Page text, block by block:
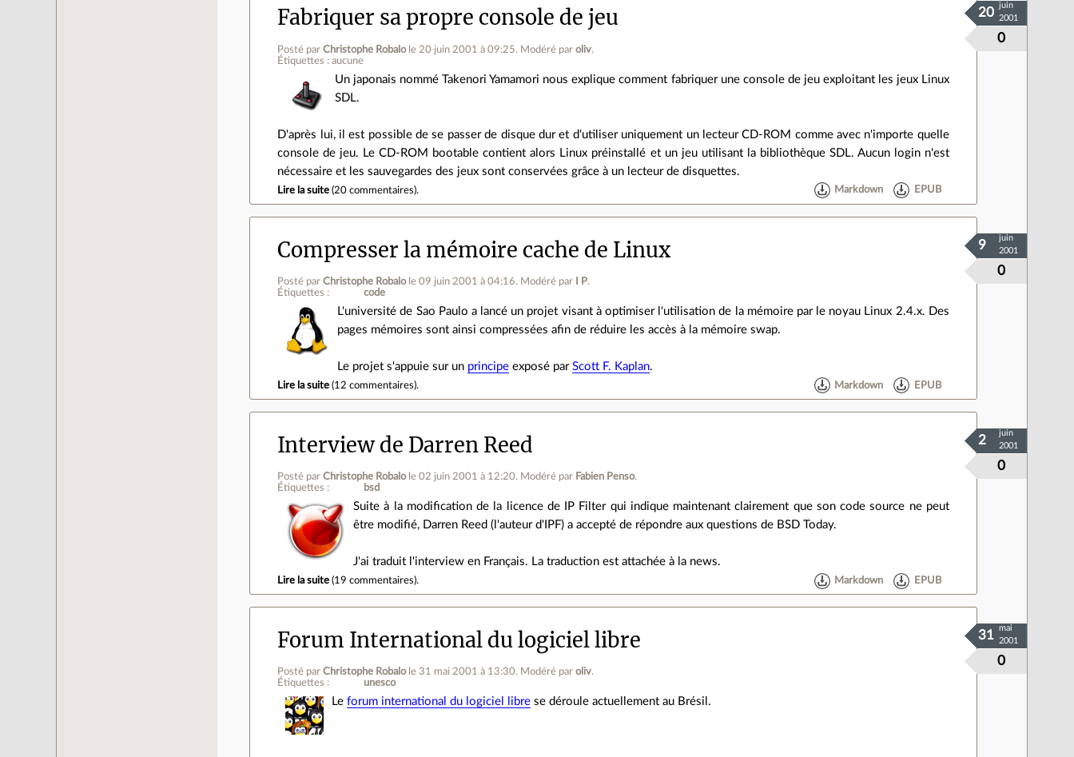
Fabriquer sa propre console de jeu
Posté parChristophe Robalo le 20 juin 2001 à 09:25. Modéré paroliv.
Étiquettes : aucune
0
20
juin
2001
Un japonais nommé Takenori Yamamori nous explique comment fabriquer une console de jeu exploitant les jeux Linux
SDL.
D'après lui, il est possible de se passer de disque dur et d'utiliser uniquement un lecteur CD-ROM comme avec n'importe quelle
console de jeu. Le CD-ROM bootable contient alors Linux préinstallé et un jeu utilisant la bibliothèque SDL. Aucun login n'est
nécessaire et les sauvegardes des jeux sont conservées grâce à un lecteur de disquettes.
Lire la suite (20 commentaires). Markdown EPUB
Compresser la mémoire cache de Linux
Posté parChristophe Robalo le 09 juin 2001 à 04:16. Modéré par I P.
Étiquettes :
code
0
9
juin
2001
L'université de Sao Paulo a lancé un projet visant à optimiser l'utilisation de la mémoire par le noyau Linux 2.4.x. Des
pages mémoires sont ainsi compressées afin de réduire les accès à la mémoire swap.
Le projet s'appuie sur un principe exposé parScott F. Kaplan.
Lire la suite (12 commentaires). Markdown EPUB
Interview de Darren Reed
Posté parChristophe Robalo le 02 juin 2001 à 12:20. Modéré par Fabien Penso.
Étiquettes :
bsd
0
2
juin
2001
Suite à la modification de la licence de IP Filter qui indique maintenant clairement que son code source ne peut
être modifié, Darren Reed (l'auteur d'IPF) a accepté de répondre aux questions de BSD Today.
J'ai traduit l'interview en Français. La traduction est attachée à la news.
Lire la suite (19 commentaires). Markdown EPUB
Forum International du logiciel libre
Posté parChristophe Robalo le 31 mai 2001 à 13:30. Modéré paroliv.
Étiquettes :
unesco
0
31
mai
2001
Leforum international du logiciel libre se déroule actuellement au Brésil.